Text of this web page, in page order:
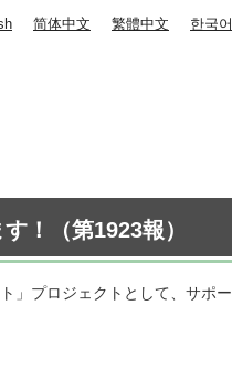
简体中文 繁體中文 한국어
！（第1923報）
」プロジェクトとして、サポー